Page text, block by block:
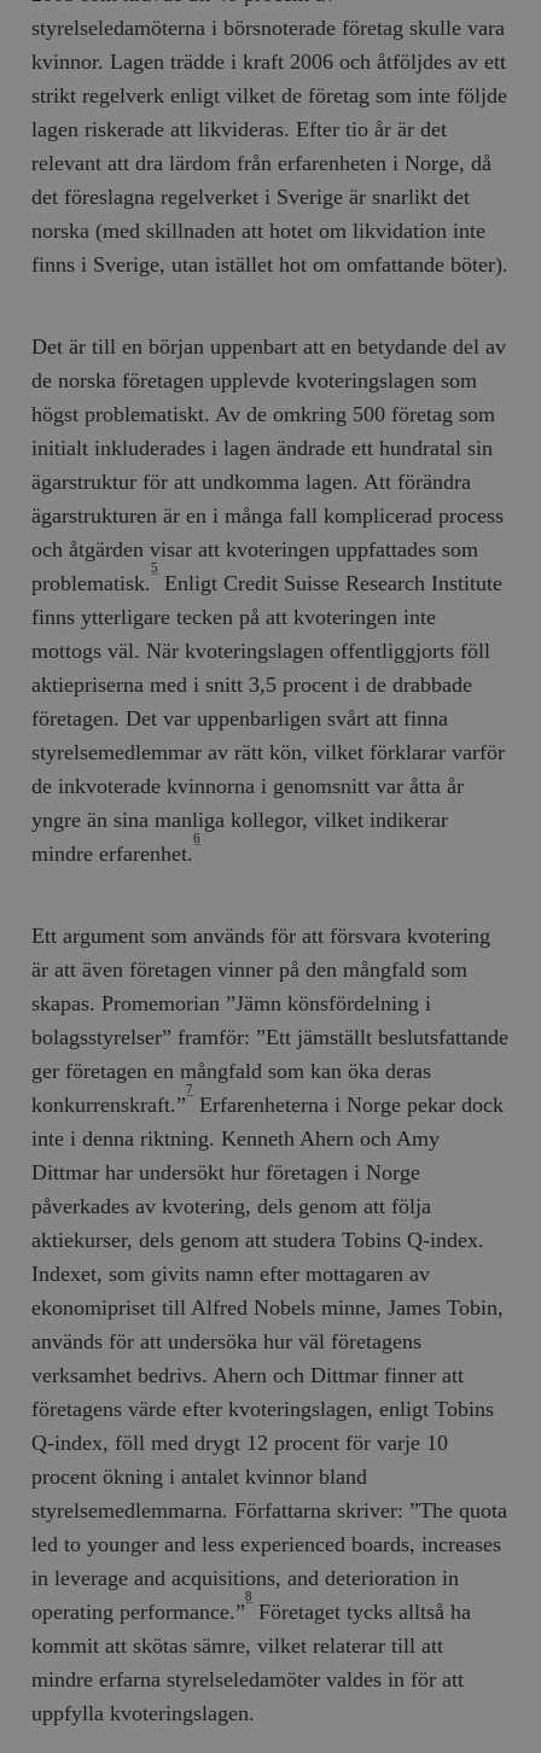
styrelseledamöterna i börsnoterade företag skulle vara
kvinnor. Lagen trädde i kraft 2006 och åtföljdes av ett
strikt regelverk enligt vilket de företag som inte följde
lagen riskerade att likvideras. Efter tio år är det
relevant att dra lärdom från erfarenheten i Norge, då
det föreslagna regelverket i Sverige är snarlikt det
norska (med skillnaden att hotet om likvidation inte
finns i Sverige, utan istället hot om omfattande böter).
Det är till en början uppenbart att en betydande del av
de norska företagen upplevde kvoteringslagen som
högst problematiskt. Av de omkring 500 företag som
initialt inkluderades i lagen ändrade ett hundratal sin
ägarstruktur för att undkomma lagen. Att förändra
ägarstrukturen är en i många fall komplicerad process
och åtgärden visar att kvoteringen uppfattades som
problematisk.
5
Enligt Credit Suisse Research Institute
finns ytterligare tecken på att kvoteringen inte
mottogs väl. När kvoteringslagen offentliggjorts föll
aktiepriserna med i snitt 3,5 procent i de drabbade
företagen. Det var uppenbarligen svårt att finna
styrelsemedlemmar av rätt kön, vilket förklarar varför
de inkvoterade kvinnorna i genomsnitt var åtta år
yngre än sina manliga kollegor, vilket indikerar
mindre erfarenhet.
6
Ett argument som används för att försvara kvotering
är att även före­tagen vinner på den mångfald som
skapas. Promemorian ”Jämn könsfördelning i
bolagsstyrelser” framför: ”Ett jämställt beslutsfattande
ger företagen en mångfald som kan öka deras
konkurrenskraft.”
7
Erfaren­heterna i Norge pekar dock
inte i denna riktning. Kenneth Ahern och Amy
Dittmar har undersökt hur företagen i Norge
påverkades av kvotering, dels genom att följa
aktiekurser, dels genom att studera Tobins Q-index.
Indexet, som givits namn efter mottagaren av
ekonomipriset till Alfred Nobels minne, James Tobin,
används för att undersöka hur väl företagens
verksamhet bedrivs. Ahern och Dittmar finner att
före­tagens värde efter kvoteringslagen, enligt Tobins
Q-­index, föll med drygt 12 procent för varje 10
procent ökning i antalet kvinnor bland
styrelsemedlemmarna. Författarna skriver: ”The quota
led to younger and less experienced boards, increases
in leverage and acquisitions, and deterioration in
operating performance.”
8
Företaget tycks alltså ha
kommit att skötas sämre, vilket relaterar till att
mindre erfarna styrelse­ledamöter valdes in för att
uppfylla kvoteringslagen.